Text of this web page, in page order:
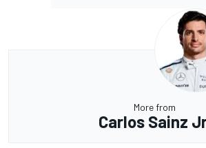
More from
Carlos Sainz